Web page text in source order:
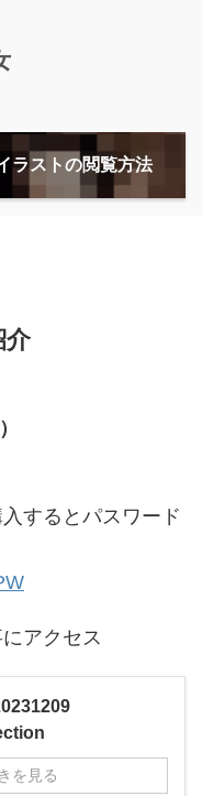
ラストの閲覧方法
介
するとパスワード
アクセス
を見る